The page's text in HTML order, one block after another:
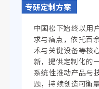
专研定制方案
中国松下始终以用
求与痛点，依托百
术与关键设备等核
新，提供定制化的
系统性推动产品与
题，持 续创造可衡